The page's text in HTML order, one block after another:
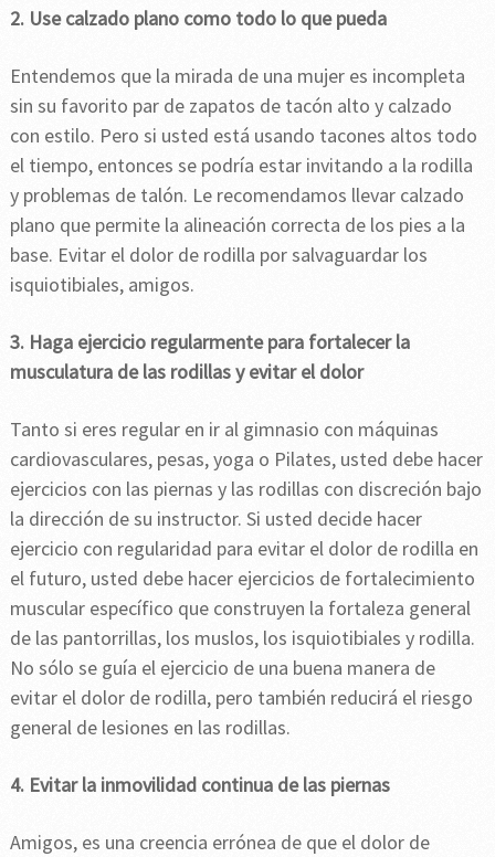
2. Use calzado plano como todo lo que pueda
Entendemos que la mirada de una mujer es incompleta
sin su favorito par de zapatos de tacón alto y calzado
con estilo. Pero si usted está usando tacones altos todo
el tiempo, entonces se podría estar invitando a la rodilla
y problemas de talón. Le recomendamos llevar calzado
plano que permite la alineación correcta de los pies a la
base. Evitar el dolor de rodilla por salvaguardar los
isquiotibiales, amigos.
3. Haga ejercicio regularmente para fortalecer la
musculatura de las rodillas y evitar el dolor
Tanto si eres regular en ir al gimnasio con máquinas
cardiovasculares, pesas, yoga o Pilates, usted debe hacer
ejercicios con las piernas y las rodillas con discreción bajo
la dirección de su instructor. Si usted decide hacer
ejercicio con regularidad para evitar el dolor de rodilla en
el futuro, usted debe hacer ejercicios de fortalecimiento
muscular específico que construyen la fortaleza general
de las pantorrillas, los muslos, los isquiotibiales y rodilla.
No sólo se guía el ejercicio de una buena manera de
evitar el dolor de rodilla, pero también reducirá el riesgo
general de lesiones en las rodillas.
4. Evitar la inmovilidad continua de las piernas
Amigos, es una creencia errónea de que el dolor de